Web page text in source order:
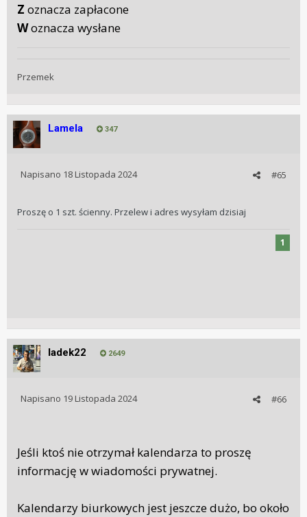
Z oznacza zapłacone
Woznacza wysłane
Przemek
Lamela 347
#65
Napisano 18 Listopada 2024
Proszę o 1 szt. ścienny. Przelew i adres wysyłam dzisiaj
1
ladek22 2649
#66
Napisano 19 Listopada 2024
Jeśli ktoś nie otrzymał kalendarza to proszę
informację w wiadomości prywatnej.
Kalendarzy biurkowych jest jeszcze dużo, bo około